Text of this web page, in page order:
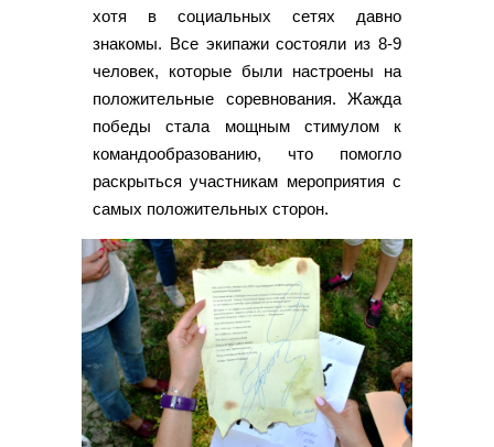
хотя в социальных сетях давно
знакомы. Все экипажи состояли из 8-9
человек, которые были настроены на
положительные соревнования. Жажда
победы стала мощным стимулом к
командообразованию, что помогло
раскрыться участникам мероприятия с
самых положительных сторон.